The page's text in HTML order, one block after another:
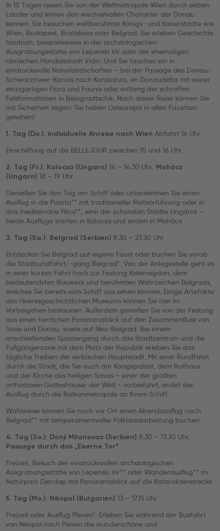
In 15 Tagen reisen Sie von der Weltmetropole Wien durch sieben
Länder und lernen den wechselvollen Charakter der Donau
kennen. Sie besuchen weltberühmte Königs- und Kaiserstädte wie
Wien, Budapest, Bratislava oder Belgrad. Sie erleben Geschichte
hautnah, beispielsweise in der archäologischen
Ausgrabungsstätte von Lepenski Vir oder der ehemaligen
römischen Handelsstadt Vidin. Und Sie tauchen ein in
eindrucksvolle Naturlandschaften – bei der Passage des Donau-
Schwarzmeer-Kanals nach Konstanza, im Donaudelta mit seiner
einzigartigen Flora und Fauna oder entlang der schroffen
Felsformationen in Belogradtschik. Nach dieser Reise können Sie
mit Sicherheit sagen: Sie haben Osteuropa in allen Facetten
gesehen!
1. Tag (Do.): individuelle Anreise nach Wien Abfahrt 16 Uhr
Einschiffung auf die BELLEJOUR zwischen 15 und 16 Uhr
2. Tag (Fr.): Kalocsa (Ungarn) 14 – 14.30 Uhr, Mohács
(Ungarn) 18 – 19 Uhr
Genießen Sie den Tag am Schiff oder unternehmen Sie einen
Ausflug in die Puszta** mit traditioneller Reitvorführung oder in
das mediterrane Pécs**, eine der schönsten Städte Ungarns –
beide Ausflüge starten in Kalocsa und enden in Mohács.
3. Tag (Sa.): Belgrad (Serbien) 8.30 – 23.30 Uhr
Entdecken Sie Belgrad auf eigene Faust oder buchen Sie vorab
die Stadtrundfahrt/-gang Belgrad*: Von der Anlegestelle geht es
in einer kurzen Fahrt hoch zur Festung Kalemegdan, dem
bedeutendsten Bauwerk und berühmten Wahrzeichen Belgrads,
welches Sie bereits vom Schiff aus sehen können. Einige Artefakte
des Heeresgeschichtlichen Museums können Sie hier im
Vorbeigehen bestaunen. Außerdem genießen Sie von der Festung
aus einen herrlichen Panoramablick auf den Zusammenfluss von
Save und Donau, sowie auf Neu-Belgrad. Bei einem
anschließenden Spaziergang durch das Stadtzentrum und die
Fußgängerzone mit dem Platz der Republik erleben Sie das
tägliche Treiben der serbischen Hauptstadt. Mit einer Rundfahrt
durch die Stadt, die Sie auch am Königspalast, dem Rathaus
und der Kirche des heiligen Savas – einer der größten
orthodoxen Gotteshäuser der Welt - vorbeiführt, endet der
Ausflug durch die Balkanmetropole an Ihrem Schiff.
Wahlweise können Sie noch vor Ort einen Abendausflug nach
Belgrad** mit temperamentvoller Folkloredarbietung buchen.
4. Tag (So.): Donji Milanovac (Serbien) 8.30 – 13.30 Uhr,
Passage durch das „Eiserne Tor“
Freizeit, Besuch der eindrucksvollen archäologischen
Ausgrabungsstätte von Lepenski Vir** oder Wanderausflug** im
Naturpark Djerdap mit Panoramablick auf die Kataraktenstrecke.
5. Tag (Mo.): Nikopol (Bulgarien) 13 – 17.15 Uhr
Freizeit oder Ausflug Pleven*: Erleben Sie während der Busfahrt
von Nikopol nach Pleven die wunderschöne und